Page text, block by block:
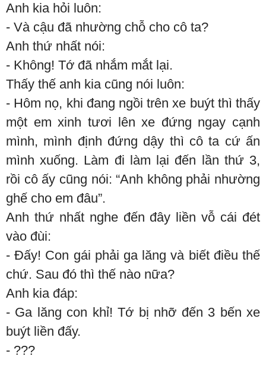
Anh kia hỏi luôn:
- Và cậu đã nhường chỗ cho cô ta?
Anh thứ nhất nói:
- Không! Tớ đã nhắm mắt lại.
Thấy thế anh kia cũng nói luôn:
- Hôm nọ, khi đang ngồi trên xe buýt thì thấy
một em xinh tươi lên xe đứng ngay cạnh
mình, mình định đứng dậy thì cô ta cứ ấn
mình xuống. Làm đi làm lại đến lần thứ 3,
rồi cô ấy cũng nói: “Anh không phải nhường
ghế cho em đâu”.
Anh thứ nhất nghe đến đây liền vỗ cái đét
vào đùi:
- Đấy! Con gái phải ga lăng và biết điều thế
chứ. Sau đó thì thế nào nữa?
Anh kia đáp:
- Ga lăng con khỉ! Tớ bị nhỡ đến 3 bến xe
buýt liền đấy.
- ???